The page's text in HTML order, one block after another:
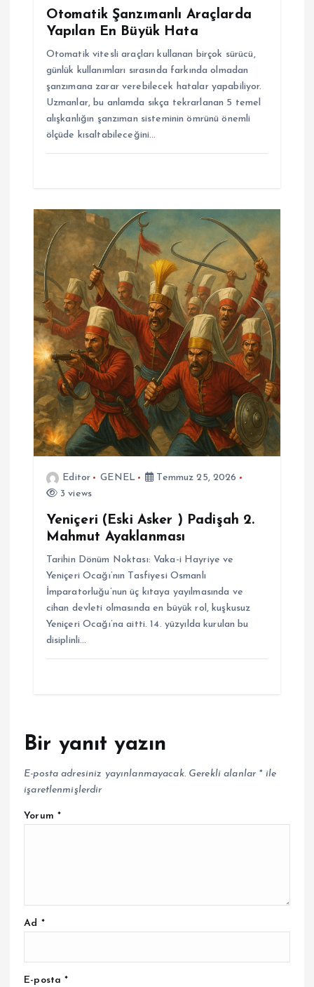
Otomatik Şanzımanlı Araçlarda
Yapılan En Büyük Hata
Otomatik vitesli araçları kullanan birçok sürücü,
günlük kullanımları sırasında farkında olmadan
şanzımana zarar verebilecek hatalar yapabiliyor.
Uzmanlar, bu anlamda sıkça tekrarlanan 5 temel
alışkanlığın şanzıman sisteminin ömrünü önemli
ölçüde kısaltabileceğini…
Editor GENEL
Temmuz 25, 2026
3 views
Yeniçeri (Eski Asker ) Padişah 2.
Mahmut Ayaklanması
Tarihin Dönüm Noktası: Vaka-i Hayriye ve
Yeniçeri Ocağı’nın Tasfiyesi Osmanlı
İmparatorluğu’nun üç kıtaya yayılmasında ve
cihan devleti olmasında en büyük rol, kuşkusuz
Yeniçeri Ocağı’na aitti. 14. yüzyılda kurulan bu
disiplinli…
Bir yanıt yazın
E-posta adresiniz yayınlanmayacak. Gerekli alanlar *ile
işaretlenmişlerdir
Yorum *
Ad *
E-posta*